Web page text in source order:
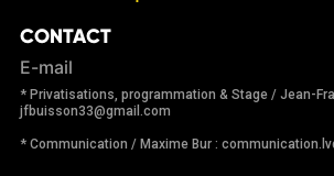
CONTACT
E-mail
* Privatisations, programmation & Stage / Jean-
jfbuisson33@gmail.com
* Communication / Maxime Bur :